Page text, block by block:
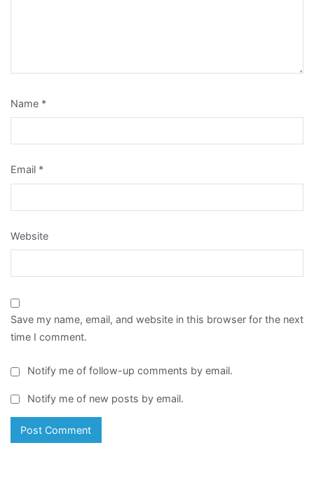
Name *
Email *
Website
Save my name, email, and website in this browser for the next
time I comment.
Notify me of follow-up comments by email.
Notify me of new posts by email.